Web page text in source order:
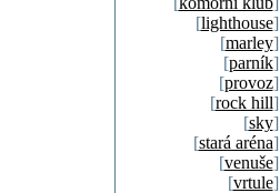
[lighthouse]
[marley]
[parník]
[provoz]
[rock hill]
[sky]
[stará aréna]
[venuše]
[vrtule]